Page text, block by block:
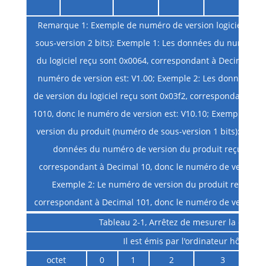
Remarque 1: Exemple de numéro de version logicielle
sous-version 2 bits): Exemple 1: Les données du numéro
du logiciel reçu sont 0x0064, correspondant à Decimal
numéro de version est: V1.00; Exemple 2: Les données
de version du logiciel reçu sont 0x03f2, correspondant à
1010, donc le numéro de version est: V10.10; Exemple de
version du produit (numéro de sous-version 1 bits):
données du numéro de version du produit reçu sont
correspondant à Decimal 10, donc le numéro de version
Exemple 2: Le numéro de version du produit reçu est
correspondant à Decimal 101, donc le numéro de version
Tableau 2-1, Arrêtez de mesurer la
Il est émis par l'ordinateur hôte
octet
0 1 2 3